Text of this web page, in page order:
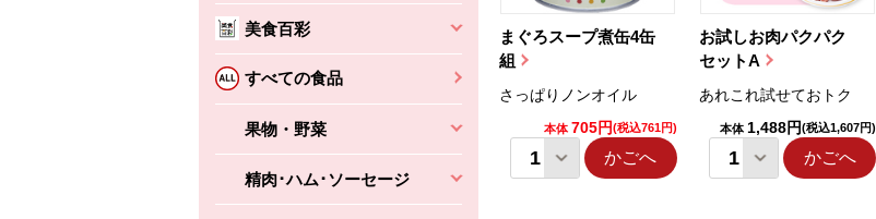
美食百彩
すべての食品
果物・野菜
精肉･ハム･ソーセージ
まぐろスープ煮缶4缶
組
さっぱりノンオイル
本体 705円(税込761円)
かごへ
お試しお肉パクパク
セットA
あれこれ試せておトク
本体 1,488円(税込1,607円)
かごへ
ちょこっと揚げ（香
えびの風味がぶわっ！
(税込356円)
かごへ
バルサミコ
コク深くフルーティー
本体2,160円(税込2,333円)
かごへ